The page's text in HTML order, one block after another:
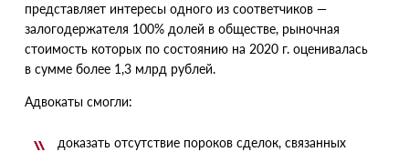
представляет интересы одного из соответчиков —
залогодержателя 100% долей в обществе, рыночная
стоимость которых по состоянию на 2020 г. оценивалась
в сумме более 1,3 млрд рублей.
Адвокаты смогли:
доказать отсутствие пороков сделок, связанных